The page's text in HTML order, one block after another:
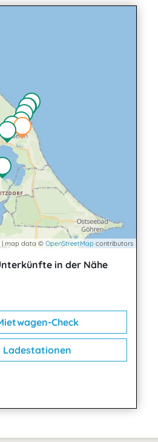
| map data © OpenStreetMap contributors
in der Nähe
Check
Ladestationen